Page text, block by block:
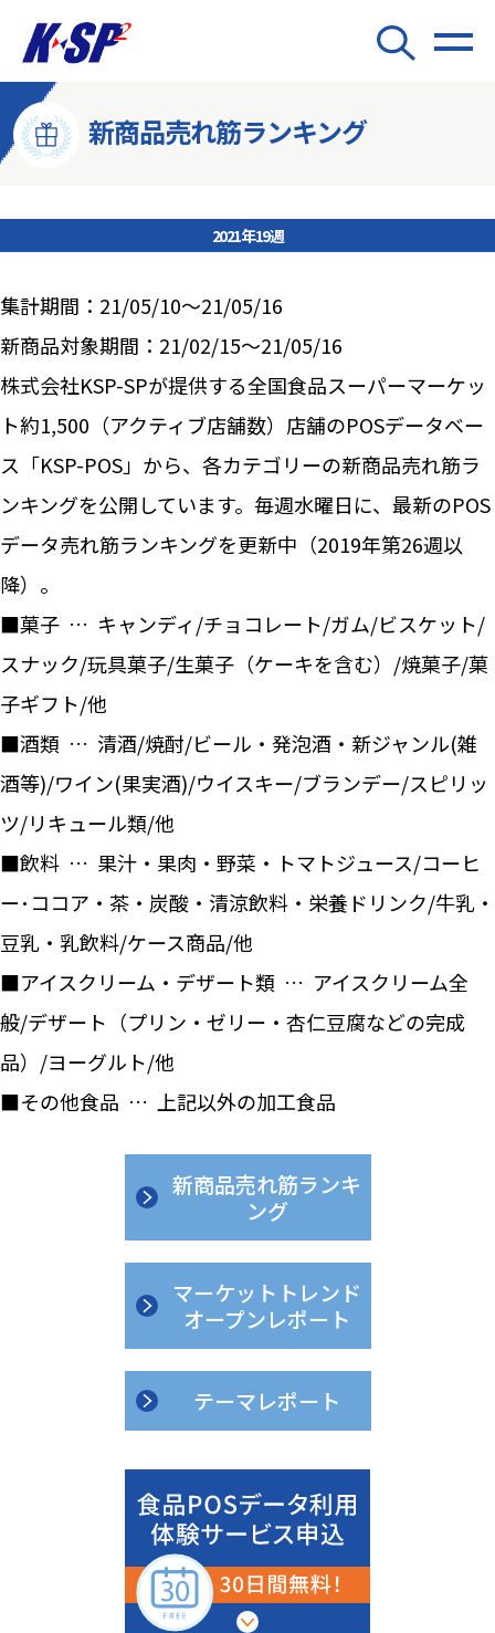
新商品売れ筋ランキング
2021年19週
集計期間：21/05/10～21/05/16
新商品対象期間：21/02/15～21/05/16
株式会社KSP-SPが提供する全国食品スーパーマーケッ
ト約1,500（アクティブ店舗数）店舗のPOSデータベー
ス「KSP-POS」から、各カテゴリーの新商品売れ筋ラ
ンキングを公開しています。毎週水曜日に、最新のPOS
データ売れ筋ランキングを更新中（2019年第26週以
降）。
■菓子 … キャンディ/チョコレート/ガム/ビスケット/
スナック/玩具菓子/生菓子（ケーキを含む）/焼菓子/菓
子ギフト/他
■酒類 … 清酒/焼酎/ビール・発泡酒・新ジャンル(雑
酒等)/ワイン(果実酒)/ウイスキー/ブランデー/スピリッ
ツ/リキュール類/他
■飲料 … 果汁・果肉・野菜・トマトジュース/コーヒ
ー･ココア・茶・炭酸・清涼飲料・栄養ドリンク/牛乳・
豆乳・乳飲料/ケース商品/他
■アイスクリーム・デザート類 … アイスクリーム全
般/デザート（プリン・ゼリー・杏仁豆腐などの完成
品）/ヨーグルト/他
■その他食品 … 上記以外の加工食品
新商品売れ筋ランキ
ング
マーケットトレンド
オープンレポート
テーマレポート